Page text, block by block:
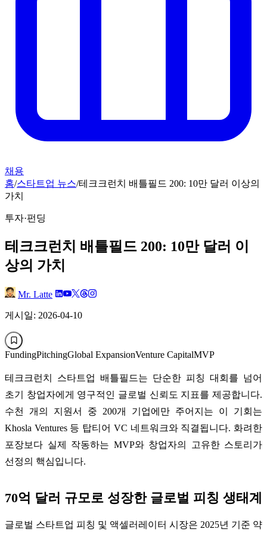
채용
홈/스타트업 뉴스/테크크런치 배틀필드 200: 10만 달러 이상의
가치
투자·펀딩
테크크런치 배틀필드 200: 10만 달러 이
상의 가치
Mr. Latte
게시일: 2026-04-10
FundingPitchingGlobal ExpansionVenture CapitalMVP
테크크런치 스타트업 배틀필드는 단순한 피칭 대회를 넘어
초기 창업자에게 영구적인 글로벌 신뢰도 지표를 제공합니다.
수천 개의 지원서 중 200개 기업에만 주어지는 이 기회는
Khosla Ventures 등 탑티어 VC 네트워크와 직결됩니다. 화려한
포장보다 실제 작동하는 MVP와 창업자의 고유한 스토리가
선정의 핵심입니다.
70억 달러 규모로 성장한 글로벌 피칭 생태계
글로벌 스타트업 피칭 및 액셀러레이터 시장은 2025년 기준 약